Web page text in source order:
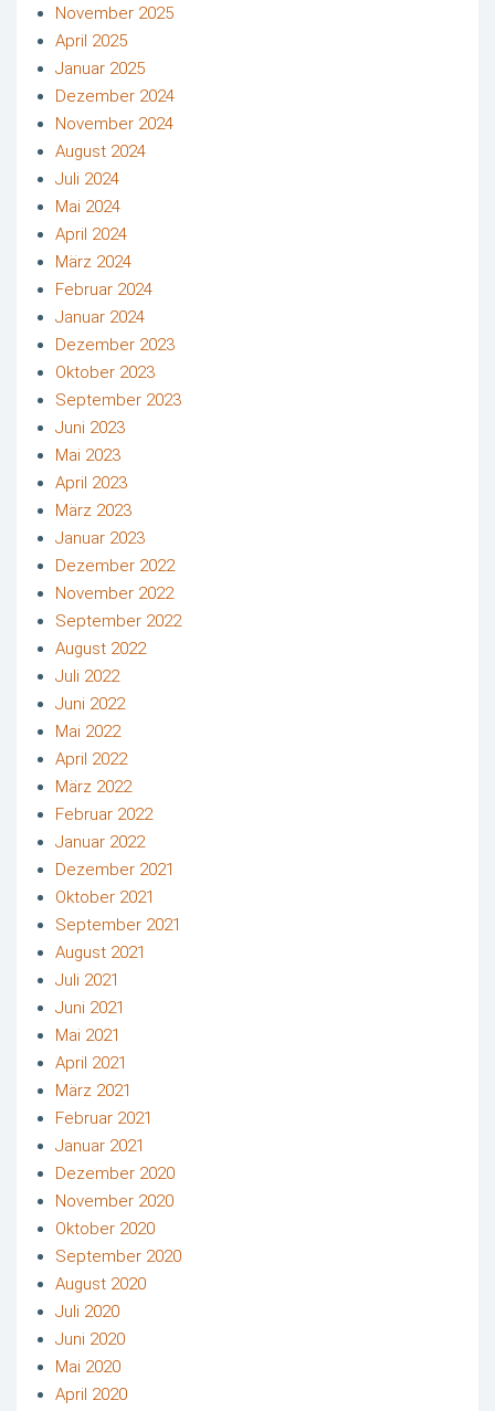
November 2025
April 2025
Januar 2025
Dezember 2024
November 2024
August 2024
Juli 2024
Mai 2024
April 2024
März 2024
Februar 2024
Januar 2024
Dezember 2023
Oktober 2023
September 2023
Juni 2023
Mai 2023
April 2023
März 2023
Januar 2023
Dezember 2022
November 2022
September 2022
August 2022
Juli 2022
Juni 2022
Mai 2022
April 2022
März 2022
Februar 2022
Januar 2022
Dezember 2021
Oktober 2021
September 2021
August 2021
Juli 2021
Juni 2021
Mai 2021
April 2021
März 2021
Februar 2021
Januar 2021
Dezember 2020
November 2020
Oktober 2020
September 2020
August 2020
Juli 2020
Juni 2020
Mai 2020
April 2020